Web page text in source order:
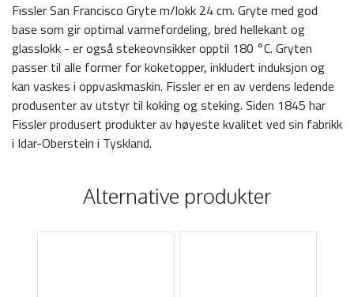
Fissler San Francisco Gryte m/lokk 24 cm. Gryte med god
base som gir optimal varmefordeling, bred hellekant og
glasslokk - er også stekeovnsikker opptil 180 °C. Gryten
passer til alle former for koketopper, inkludert induksjon og
kan vaskes i oppvaskmaskin. Fissler er en av verdens ledende
produsenter av utstyr til koking og steking. Siden 1845 har
Fissler produsert produkter av høyeste kvalitet ved sin fabrikk
i Idar-Oberstein i Tyskland.
Alternative produkter